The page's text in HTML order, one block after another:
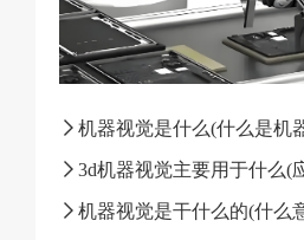
机器视觉是什么(什么是机
3d机器视觉主要用于什么(
机器视觉是干什么的(什么